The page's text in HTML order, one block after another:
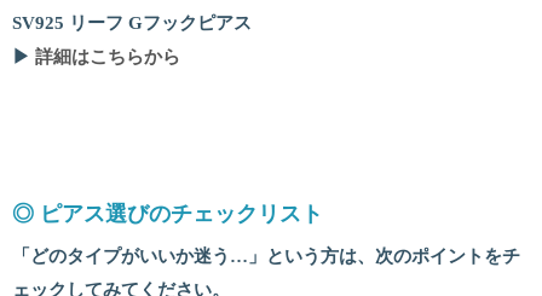
SV925 リーフ Gフックピアス
▶ 詳細はこちらから
◎ ピアス選びのチェックリスト
「どのタイプがいいか迷う…」という方は、次のポイントをチ
ェックしてみてください。